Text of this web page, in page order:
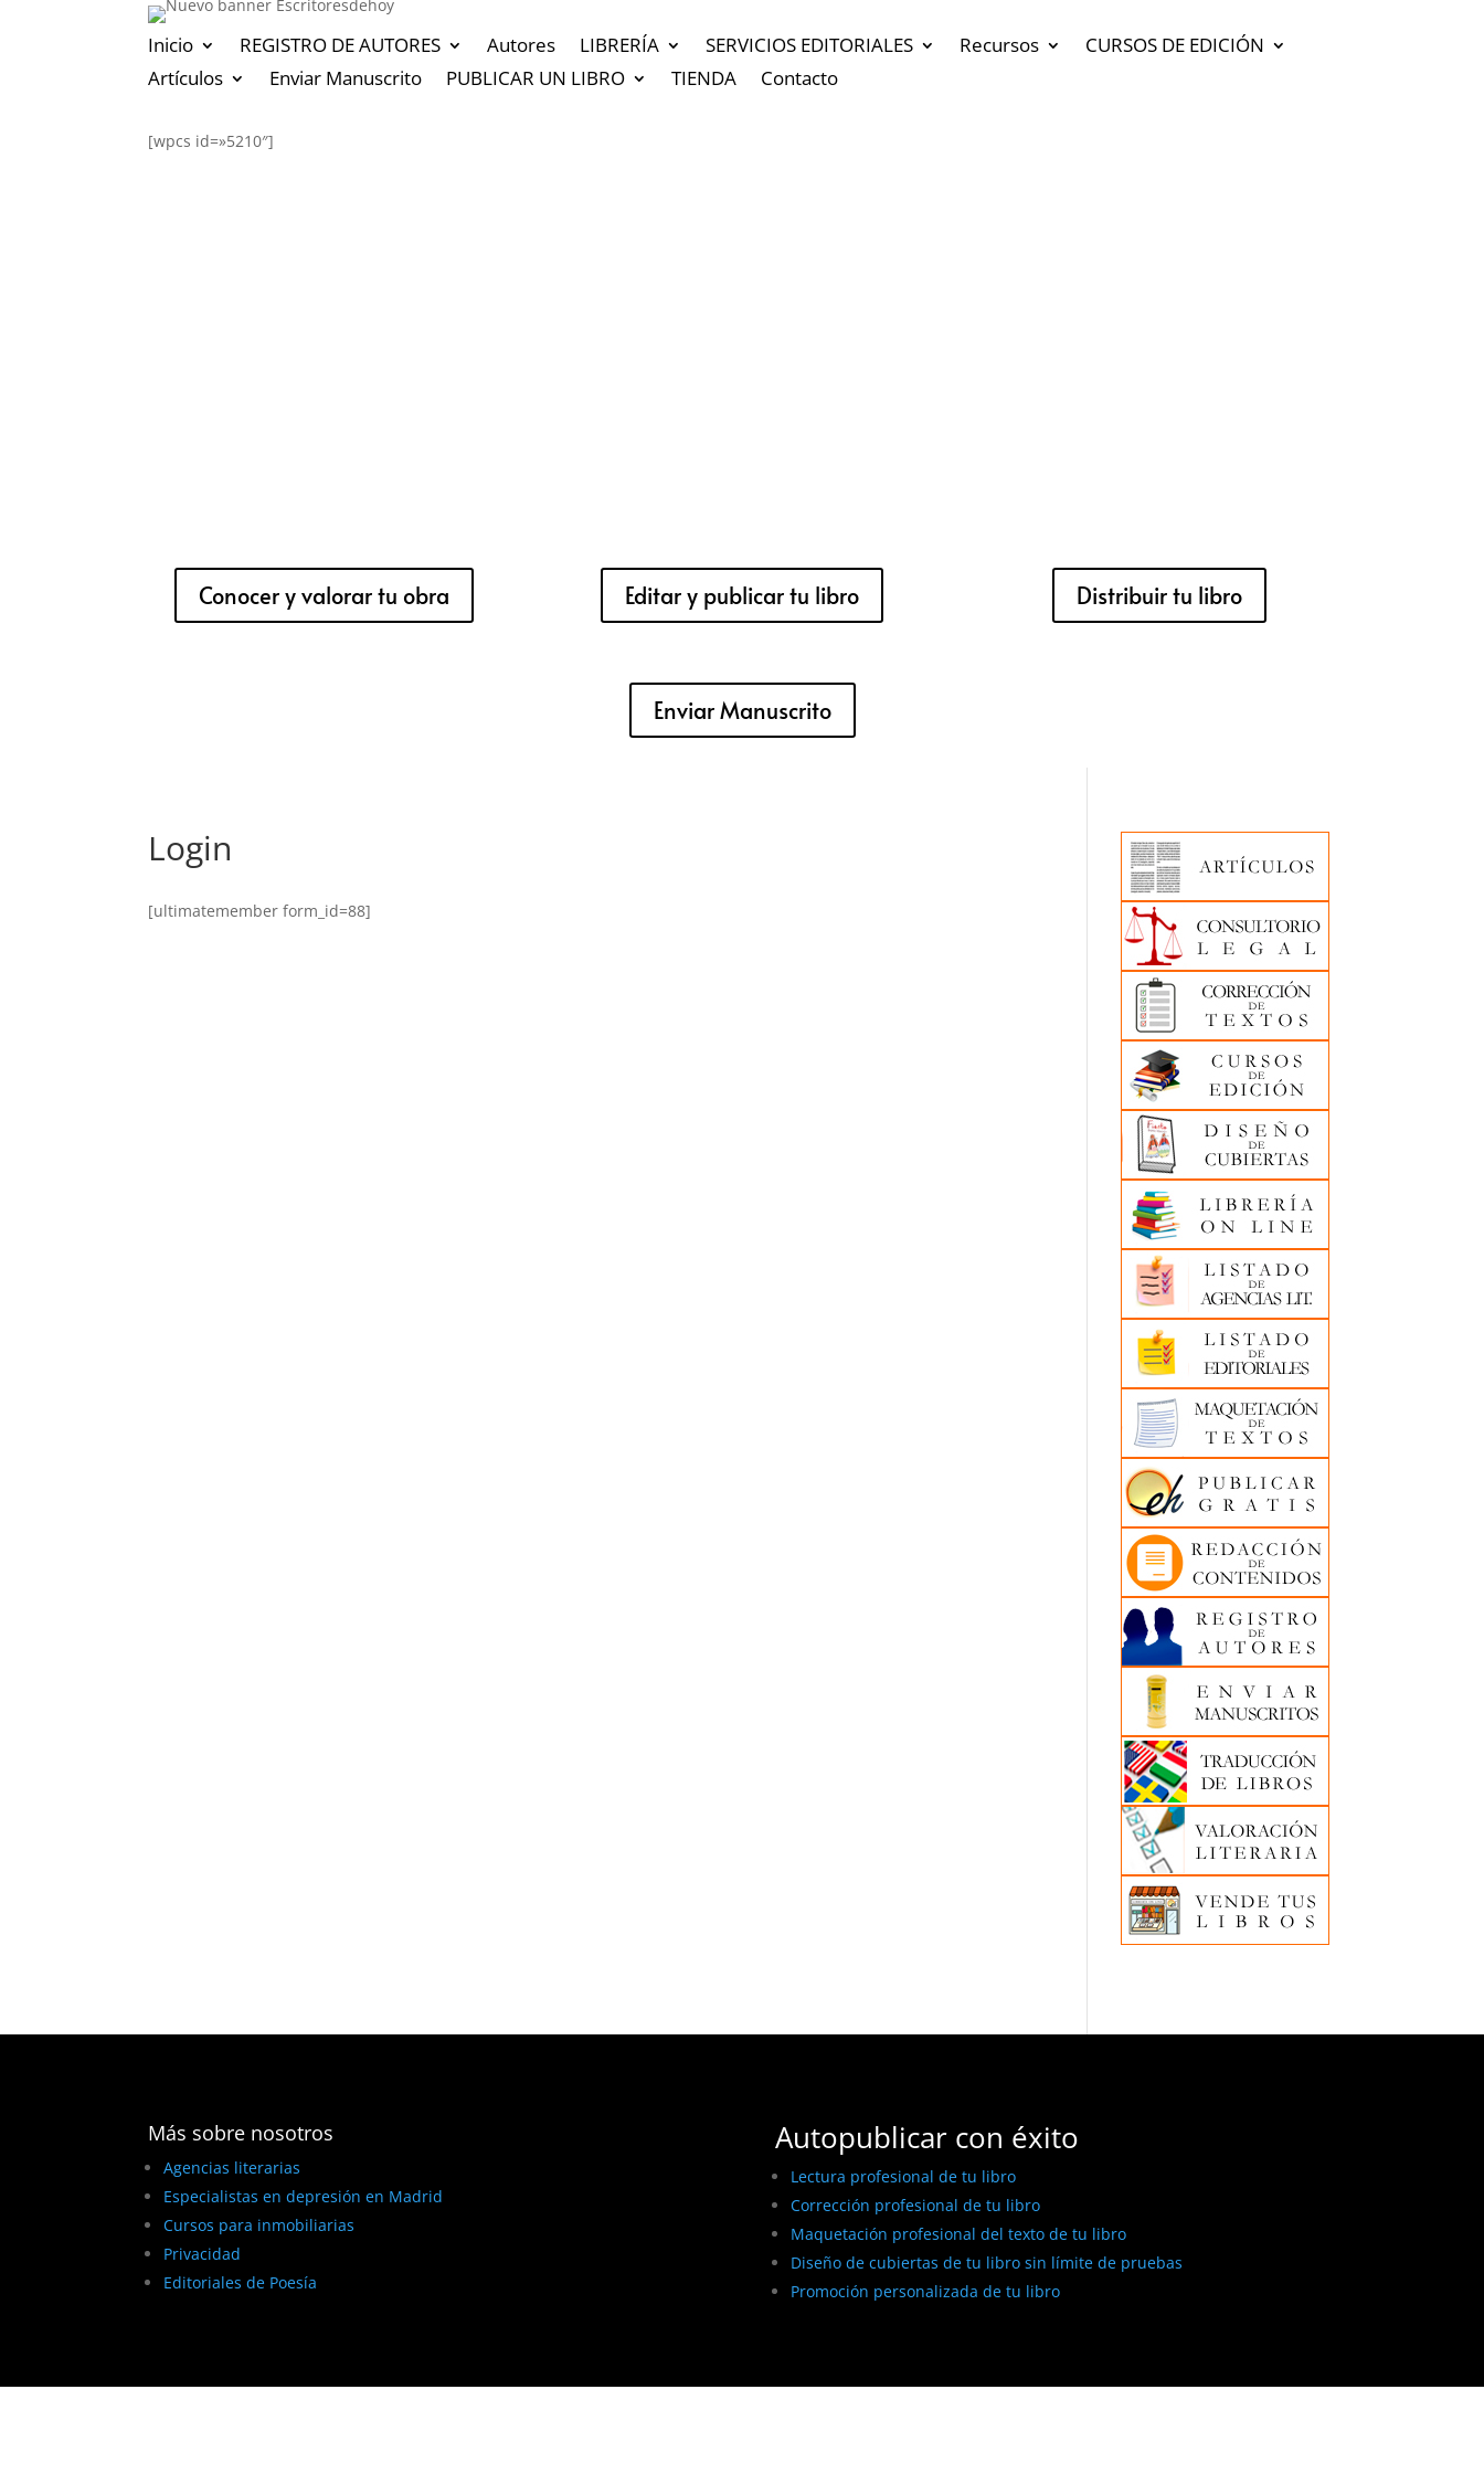
Inicio REGISTRO DE AUTORES Autores LIBRERÍA SERVICIOS EDITORIALES Recursos
CURSOS DE EDICIÓN
Artículos
Enviar Manuscrito PUBLICAR UN LIBRO TIENDA Contacto
[wpcs id=»5210″]
Conocer y valorar tu obra Editar y publicar tu libro Distribuir tu libro
Enviar Manuscrito
Login
[ultimatemember form_id=88]
Más sobre nosotros
Agencias literarias
Especialistas en depresión en Madrid
Cursos para inmobiliarias
Privacidad
Editoriales de Poesía
Autopublicar con éxito
Lectura profesional de tu libro
Corrección profesional de tu libro
Maquetación profesional del texto de tu libro
Diseño de cubiertas de tu libro sin límite de pruebas
Promoción personalizada de tu libro